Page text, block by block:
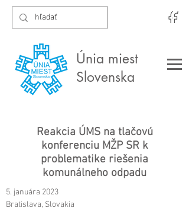
Únia miest
Slovenska
Reakcia ÚMS na tlačovú
konferenciu MŽP SR k
problematike riešenia
komunálneho odpadu
5. januára 2023
Bratislava, Slovakia